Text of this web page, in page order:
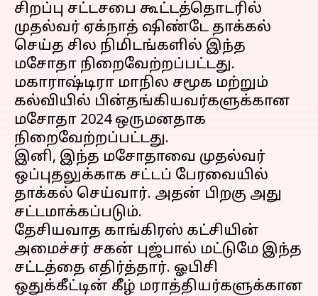
சிறப்பு சட்டசபை கூட்டத்தொடரில்
முதல்வர் ஏக்நாத் ஷிண்டே தாக்கல்
செய்த சில நிமிடங்களில் இந்த
மசோதா நிறைவேற்றப்பட்டது.
மகாராஷ்டிரா மாநில சமூக மற்றும்
கல்வியில் பின்தங்கியவர்களுக்கான
மசோதா 2024 ஒருமனதாக
நிறைவேற்றப்பட்டது.
இனி, இந்த மசோதாவை முதல்வர்
ஒப்புதலுக்காக சட்டப் பேரவையில்
தாக்கல் செய்வார். அதன் பிறகு அது
சட்டமாக்கப்படும்.
தேசியவாத காங்கிரஸ் கட்சியின்
அமைச்சர் சகன் புஜ்பால் மட்டுமே இந்த
சட்டத்தை எதிர்த்தார். ஓபிசி
ஒதுக்கீட்டின் கீழ் மராத்தியர்களுக்கான